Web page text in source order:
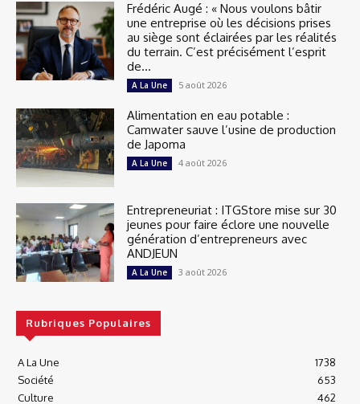
Frédéric Augé : « Nous voulons bâtir
une entreprise où les décisions prises
au siège sont éclairées par les réalités
du terrain. C’est précisément l’esprit
de...
A La Une 5 août 2026
Alimentation en eau potable :
Camwater sauve l’usine de production
de Japoma
A La Une 4 août 2026
Entrepreneuriat : ITGStore mise sur 30
jeunes pour faire éclore une nouvelle
génération d’entrepreneurs avec
ANDJEUN
A La Une 3 août 2026
Rubriques Populaires
A La Une
1738
Société
653
Culture
462